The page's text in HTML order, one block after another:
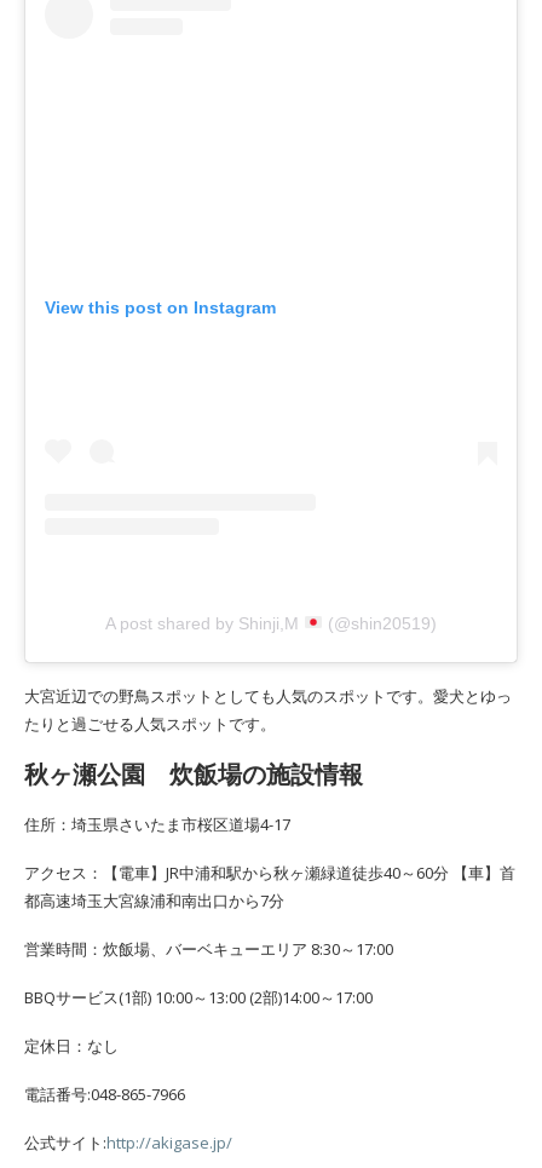
View this post on Instagram
A post shared by Shinji,M (@shin20519)
大宮近辺での野鳥スポットとしても人気のスポットです。愛犬とゆっ
たりと過ごせる人気スポットです。
秋ヶ瀬公園 炊飯場の施設情報
住所：埼玉県さいたま市桜区道場4-17
アクセス：【電車】JR中浦和駅から秋ヶ瀬緑道徒歩40～60分 【車】首
都高速埼玉大宮線浦和南出口から7分
営業時間：炊飯場、バーベキューエリア 8:30～17:00
BBQサービス(1部) 10:00～13:00 (2部)14:00～17:00
定休日：なし
電話番号:048-865-7966
公式サイト:http://akigase.jp/